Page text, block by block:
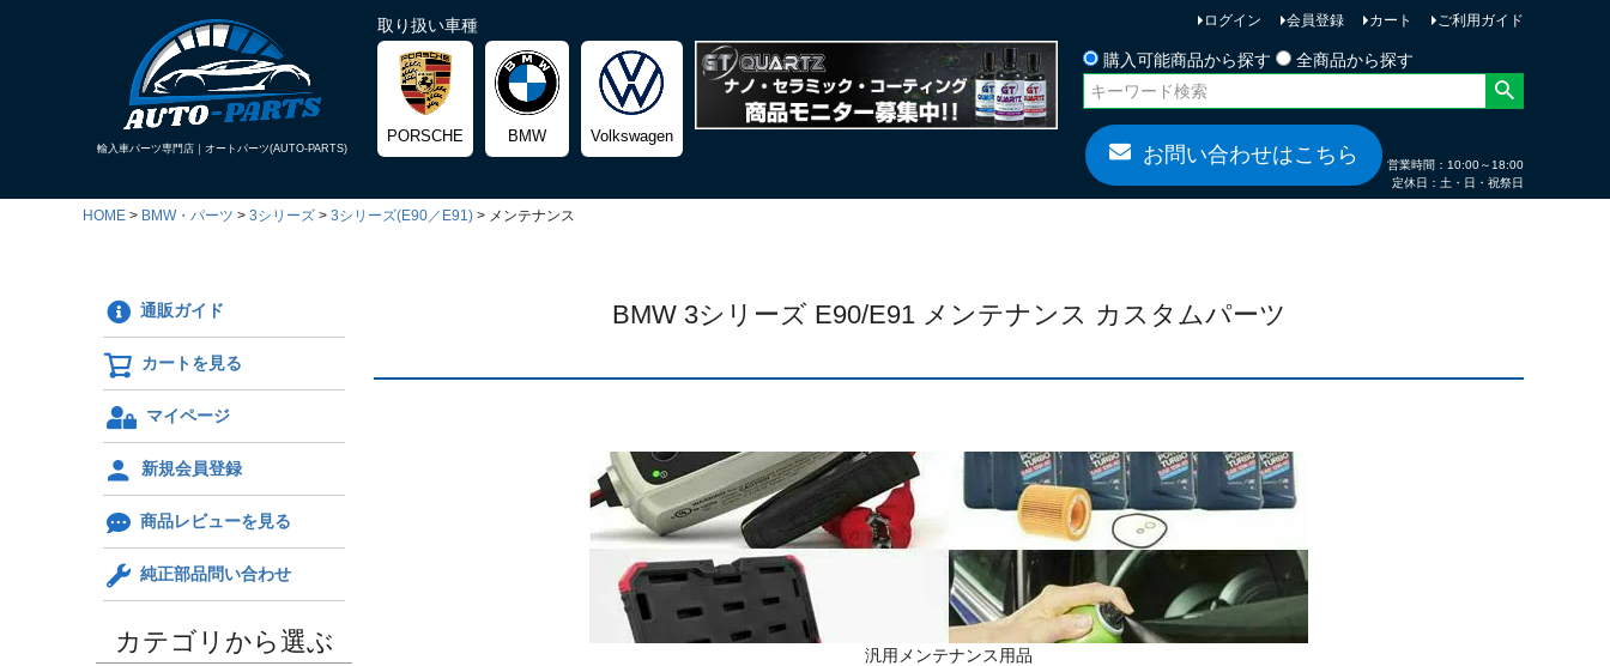
輸入車パーツ専門店｜オートパーツ(AUTO-PARTS)
取り扱い車種
PORSCHE BMW Volkswagen
ログイン 会員登録 カート
ご利用ガイド
購入可能商品から探す
全商品から探す
検索
お問い合わせはこちら
営業時間：10:00～18:00
定休日：土・日・祝祭日
HOME BMW・パーツ 3シリーズ 3シリーズ(E90／E91) メンテナンス
通販ガイド
カートを見る
マイページ
新規会員登録
商品レビューを見る
純正部品問い合わせ
カテゴリから選ぶ
BMW 3シリーズ E90/E91 メンテナンス カスタムパーツ
汎用メンテナンス用品